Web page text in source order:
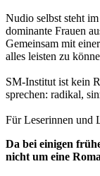
Nudio selbst steht
dominante Frauen
Gemeinsam mit
alles leisten zu
SM-Institut ist kein
sprechen: radikal,
Für Leserinnen und
Da bei einigen
nicht um eine